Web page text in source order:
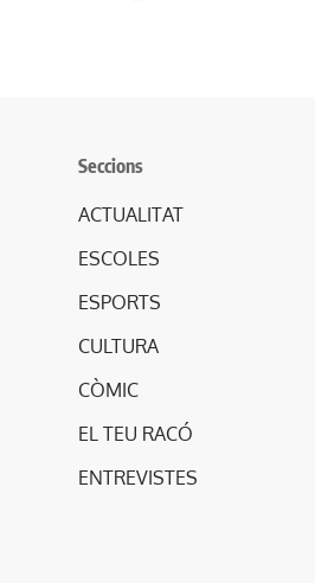
Seccions
ACTUALITAT
ESCOLES
ESPORTS
CULTURA
CÒMIC
EL TEU RACÓ
ENTREVISTES